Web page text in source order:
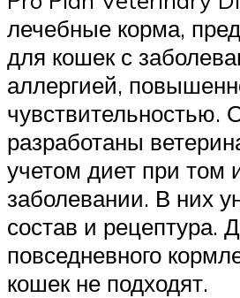
лечебные корма,
для кошек с
аллергией,
чувствительностью.
разработаны
учетом диет при том
заболевании. В них
состав и рецептура.
повседневного
кошек не подходят.